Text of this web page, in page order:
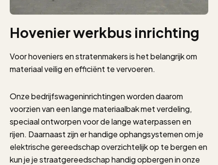
Hovenier werkbus inrichting
Voor hoveniers en stratenmakers is het belangrijk om
materiaal veilig en efficiënt te vervoeren.
Onze bedrijfswageninrichtingen worden daarom
voorzien van een lange materiaalbak met verdeling,
speciaal ontworpen voor de lange waterpassen en
rijen. Daarnaast zijn er handige ophangsystemen om je
elektrische gereedschap overzichtelijk op te bergen en
kun je je straatgereedschap handig opbergen in onze